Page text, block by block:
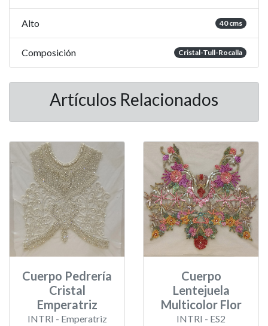
Alto 40 cms
Composición Cristal-Tull-Rocalla
Artículos Relacionados
Cuerpo Pedrería
Cristal
Emperatriz
INTRI - Emperatriz
Cuerpo
Lentejuela
Multicolor Flor
INTRI - ES2